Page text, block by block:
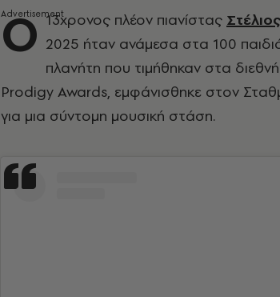
Ο 13χρονος πλέον πιανίστας
2025 ήταν ανάμεσα στα 100
πλανήτη που τιμήθηκαν στα
Prodigy Awards, εμφάνισθηκε στον
για μια σύντομη μουσική στάση.